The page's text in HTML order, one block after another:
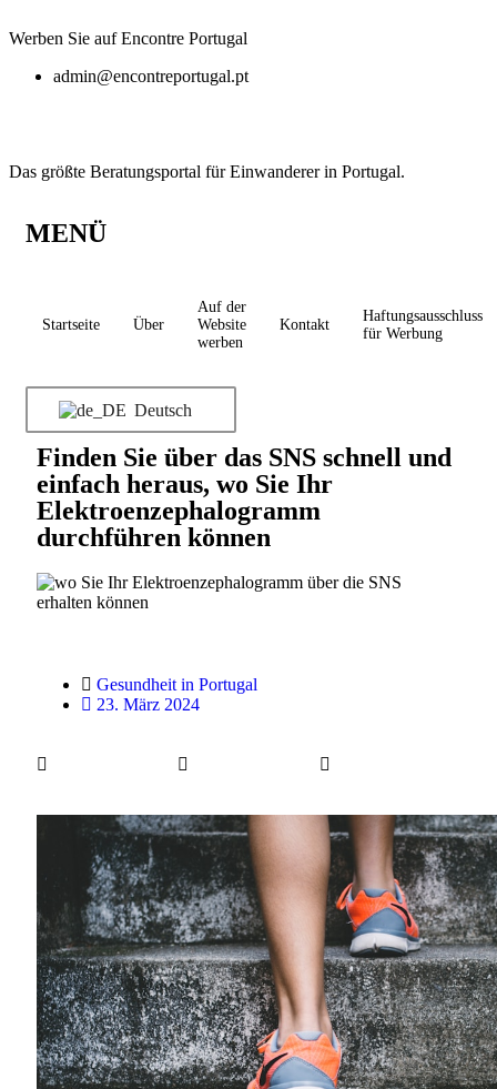
Werben Sie auf Encontre Portugal
admin@encontreportugal.pt
Das größte Beratungsportal für Einwanderer in Portugal.
MENÜ
Startseite Über
Auf der
Website
werben
Kontakt
Haftungsausschluss
für Werbung
Deutsch
Finden Sie über das SNS schnell und
einfach heraus, wo Sie Ihr
Elektroenzephalogramm
durchführen können
Gesundheit in Portugal
23. März 2024